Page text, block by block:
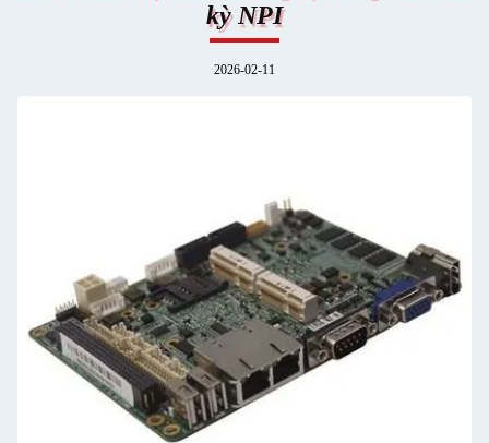
kỳ NPI
2026-02-11